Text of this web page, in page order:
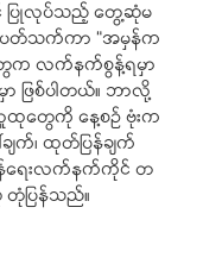
ပြုလုပ်သည့် တွေ့ဆုံမ
နှင့် ပတ်သက်ကာ “အမှန်က
ေက လက်နက်စွန့်ရမှာ
ဖြစ်ပါတယ်။ ဘာလို့
တွေကို နေ့စဉ် ဗုံးက
က်၊ ထုတ်ပြန်ချက်
န်ရေးလက်နက်ကိုင် တ
တုံပြန်သည်။